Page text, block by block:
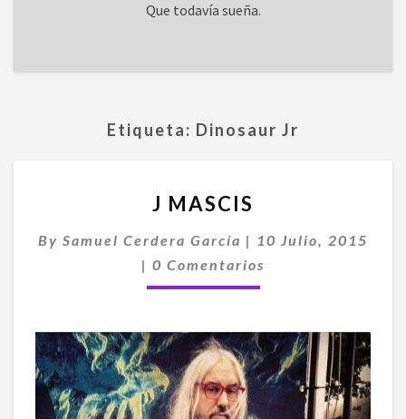
Que todavía sueña.
Etiqueta: Dinosaur Jr
MASCIS
J MASCIS
By Samuel Cerdera García | 10 Julio, 2015
| Comentarios
0 Comentarios